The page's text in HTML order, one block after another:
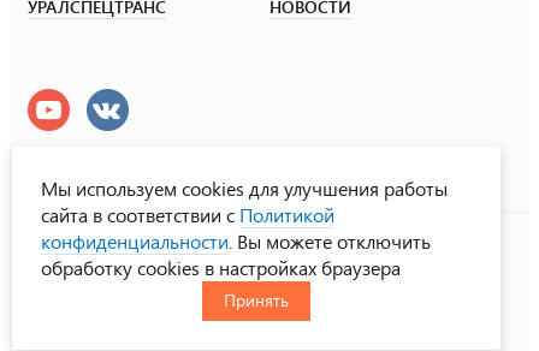
УРАЛСПЕЦТРАНС НОВОСТИ
УралСпецТранс
© ООО «Урал СТ», 2000-2026
Политика конфиденциальности
CHN
Мы используем cookies для улучшения работы
сайта в соответствии с Политикой
конфиденциальности . Вы можете отключить
обработку cookies в настройках браузера
Принять